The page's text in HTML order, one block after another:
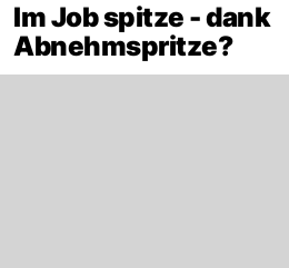
Im Job spitze - dank
Abnehmspritze?